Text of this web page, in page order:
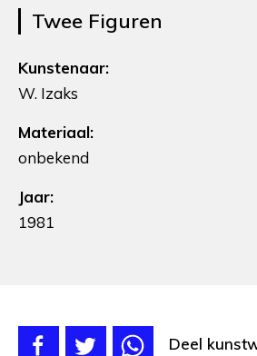
Twee Figuren
Kunstenaar:
W. Izaks
Materiaal:
onbekend
Jaar:
1981
Deel